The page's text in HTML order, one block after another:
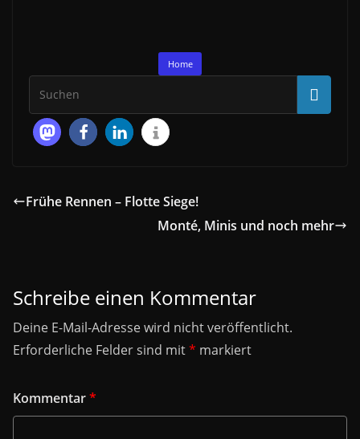
Home
Frühe Rennen – Flotte Siege!
Monté, Minis und noch mehr
Schreibe einen Kommentar
Deine E-Mail-Adresse wird nicht veröffentlicht.
Erforderliche Felder sind mit* markiert
Kommentar*